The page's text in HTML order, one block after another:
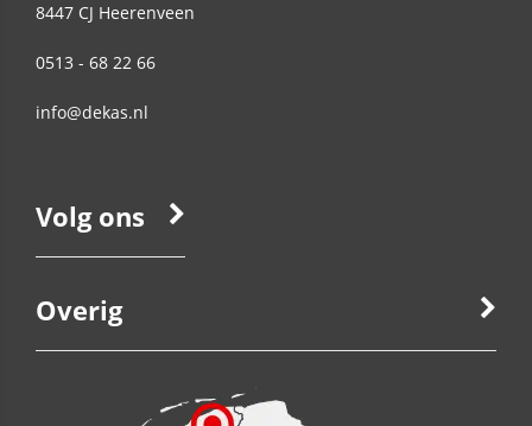
8447 CJ Heerenveen
0513 - 68 22 66
info@dekas.nl
Volg ons
Overig